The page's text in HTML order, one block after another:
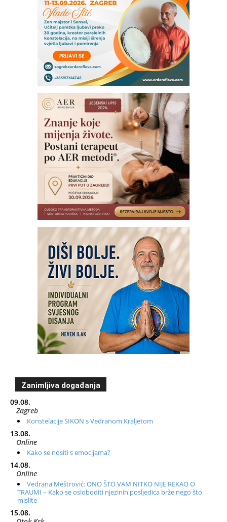
Zanimljiva događanja
09.08.
Zagreb
Konstelacije SIKON s Vedranom Kraljetom
13.08.
Online
Kako se nositi s emocijama?
14.08.
Online
Vedrana Meštrović: ONO ŠTO VAM NITKO NIJE REKAO O
TRAUMI – Kako se osloboditi njezinih posljedica brže nego što
mislite
15.08.